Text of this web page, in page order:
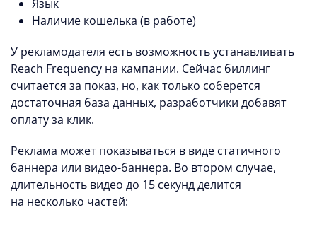
Язык
Наличие кошелька (в работе)
У рекламодателя есть возможность устанавливать
Reach Frequency на кампании. Сейчас биллинг
считается за показ, но, как только соберется
достаточная база данных, разработчики добавят
оплату за клик.
Реклама может показываться в виде статичного
баннера или видео-баннера. Во втором случае,
длительность видео до 15 секунд делится
на несколько частей: